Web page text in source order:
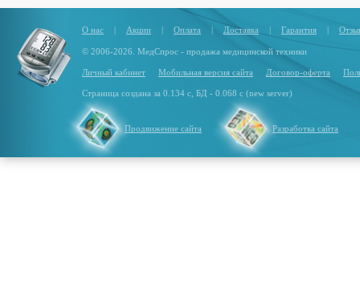
О нас | Акции | Оплата | Доставка | Гарантия |
© 2006-2026. МедСпрос - продажа медицинской техники
Личный кабинет Мобильная версия сайта Договор-оферта
Страница создана за 0.134 с, БД - 0.068 с (new server)
Продвижение сайта Разработка сайта